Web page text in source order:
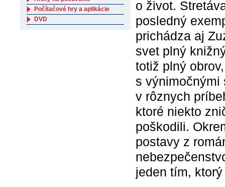
o život.
posledný
prichádza aj
svet plný
totiž plný
s výnimočnými
v rôznych
ktoré niekto
poškodili.
postavy z
jeden tím,
Počítačové hry a aplikácie
DVD